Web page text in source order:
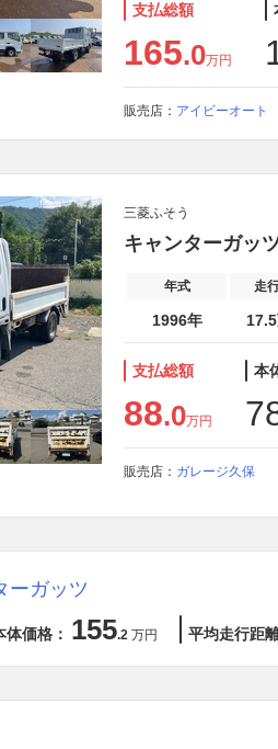
支払総額
165.0万円
販売店： アイビーオート
三菱ふそう
キャンターガッ
年式 走
1996年
支払総額
88.0万円
本
販売店： ガレージ久保
ーガッツ
体価格： 155.2 万円 平均走行距